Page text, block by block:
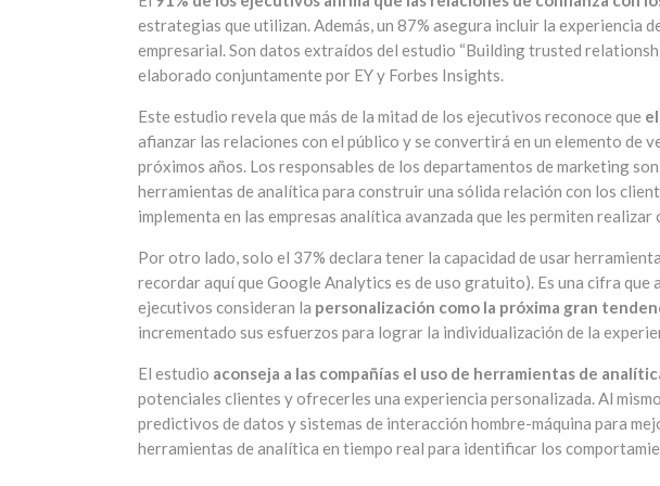
estrategias que utilizan. Además, un 87% asegura incluir la experiencia
empresarial. Son datos extraídos del estudio “Building trusted
elaborado conjuntamente por EY y Forbes Insights.
Este estudio revela que más de la mitad de los ejecutivos reconoce que
afianzar las relaciones con el público y se convertirá en un elemento de
próximos años. Los responsables de los departamentos de marketing
herramientas de analítica para construir una sólida relación con los
implementa en las empresas analítica avanzada que les permiten
Por otro lado, solo el 37% declara tener la capacidad de usar
recordar aquí que Google Analytics es de uso gratuito). Es una cifra que
ejecutivos consideran la personalización como la próxima gran
incrementado sus esfuerzos para lograr la individualización de la
El estudio aconseja a las compañías el uso de herramientas de
potenciales clientes y ofrecerles una experiencia personalizada. Al
predictivos de datos y sistemas de interacción hombre-máquina para
herramientas de analítica en tiempo real para identificar los